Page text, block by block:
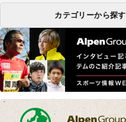
カテゴリーから探す